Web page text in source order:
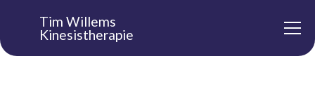
Tim Willems
Kinesistherapie